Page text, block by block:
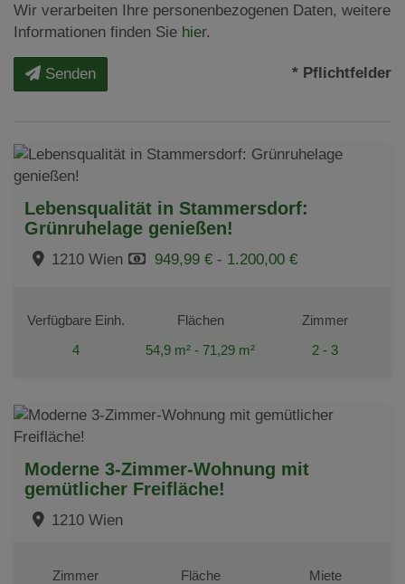
Wir verarbeiten Ihre personenbezogenen Daten, weitere
Informationen finden Sie hier.
Senden * Pflichtfelder
Lebensqualität in Stammersdorf:
Grünruhelage genießen!
1210 Wien 949,99 € - 1.200,00 €
Verfügbare Einh.
4
Flächen
54,9 m² - 71,29 m²
Zimmer
2 - 3
Moderne 3-Zimmer-Wohnung mit
gemütlicher Freifläche!
1210 Wien
Zimmer
Fläche
Miete